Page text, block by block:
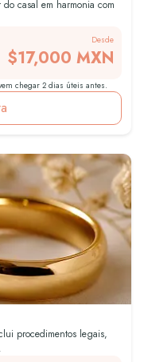
casal em harmonia com
Desde
$17,000 MXN
chegar 2 dias úteis antes.
procedimentos legais,